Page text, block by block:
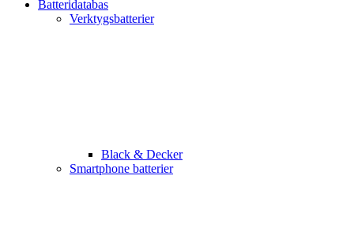
Batteridatabas
Verktygsbatterier
Black & Decker
Smartphone batterier